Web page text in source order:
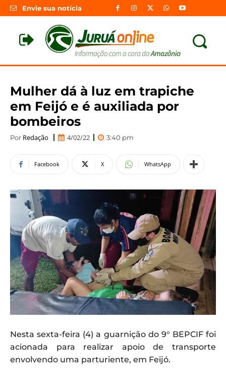
Envie sua notícia
Mulher dá à luz em trapiche
em Feijó e é auxiliada por
bombeiros
Por Redação 4/02/22 3:40 pm
Facebook X WhatsApp
Nesta sexta-feira (4) a guarnição do 9° BEPCIF foi
acionada para realizar apoio de transporte
envolvendo uma parturiente, em Feijó.